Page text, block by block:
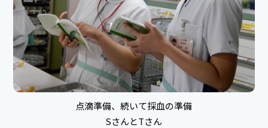
点滴準備、続いて採血の準備
SさんとTさん